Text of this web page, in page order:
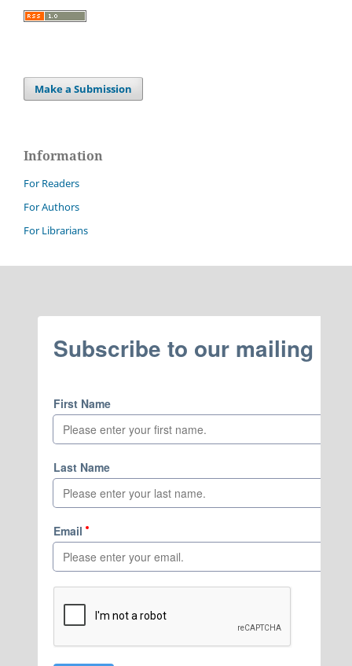
Make a Submission
Information
For Readers
For Authors
For Librarians